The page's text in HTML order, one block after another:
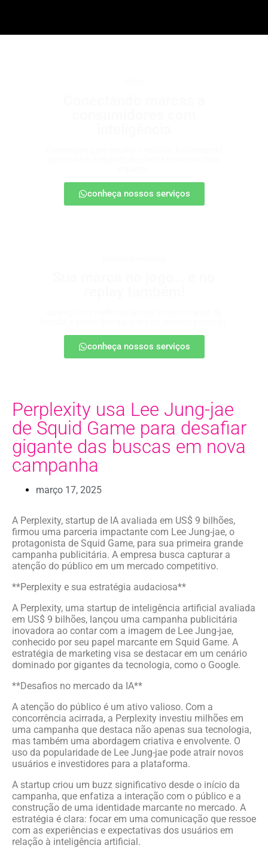
conheça nossos serviços
conheça nossos serviços
Perplexity usa Lee Jung-jae
de Squid Game para desafiar
gigante das buscas em nova
campanha
março 17, 2025
A Perplexity, startup de IA avaliada em US$ 9 bilhões,
firmou uma parceria impactante com Lee Jung-jae, o
protagonista de Squid Game, para sua primeira grande
campanha publicitária. A empresa busca capturar a
atenção do público em um mercado competitivo.
**Perplexity e sua estratégia audaciosa**
A Perplexity, uma startup de inteligência artificial avaliada
em US$ 9 bilhões, lançou uma campanha publicitária
inovadora ao contar com a imagem de Lee Jung-jae,
conhecido por seu papel marcante em Squid Game. A
estratégia de marketing visa se destacar em um cenário
dominado por gigantes da tecnologia, como o Google.
**Desafios no mercado da IA**
A atenção do público é um ativo valioso. Com a
concorrência acirrada, a Perplexity investiu milhões em
uma campanha que destaca não apenas sua tecnologia,
mas também uma abordagem criativa e envolvente. O
uso da popularidade de Lee Jung-jae pode atrair novos
usuários e investidores para a plataforma.
A startup criou um buzz significativo desde o início da
campanha, que enfatiza a interação com o público e a
construção de uma identidade marcante no mercado. A
estratégia é clara: focar em uma comunicação que ressoe
com as experiências e expectativas dos usuários em
relação à inteligência artificial.